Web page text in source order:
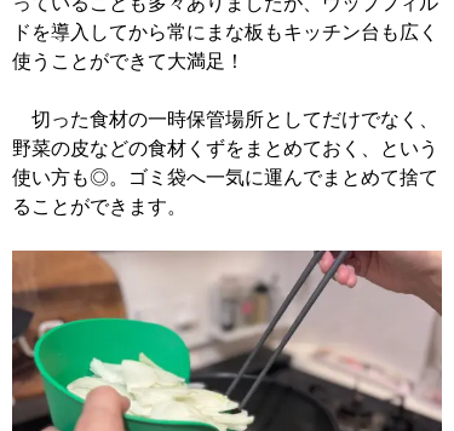
ドを導入してから常にまな板もキッチン台も広く
使うことができて大満足！
切った食材の一時保管場所としてだけでなく、
野菜の皮などの食材くずをまとめておく、という
使い方も◎。ゴミ袋へ一気に運んでまとめて捨て
ることができます。